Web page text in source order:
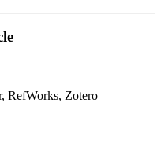
RefWorks, Zotero